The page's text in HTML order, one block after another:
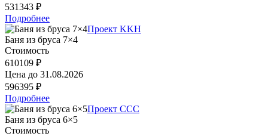
531343 ₽
Подробнее
Проект KKH
Баня из бруса 7×4
Стоимость
610109 ₽
Цена до 31.08.2026
596395 ₽
Подробнее
Проект CCC
Баня из бруса 6×5
Стоимость